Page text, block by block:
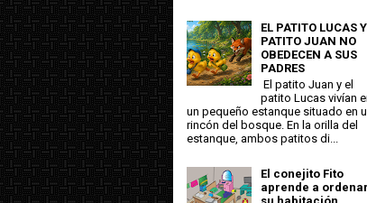
EL PATITO LUCAS
PATITO JUAN NO
OBEDECEN A SUS
PADRES
El patito Juan y el
patito Lucas vivían
un pequeño estanque situado en
rincón del bosque. En la orilla del
estanque, ambos patitos di...
El conejito Fito
aprende a ordenar